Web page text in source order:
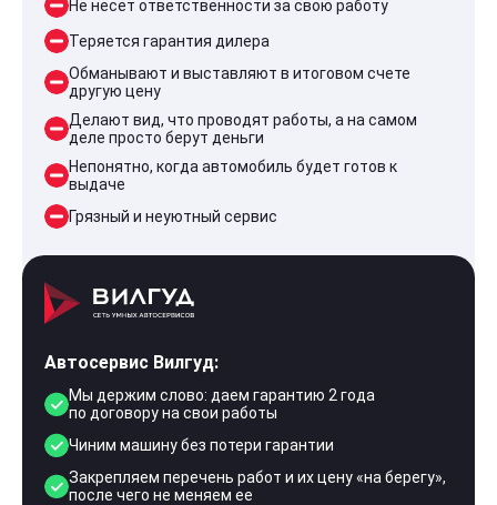
Не несет ответственности за свою работу
Теряется гарантия дилера
Обманывают и выставляют в итоговом счете
другую цену
Делают вид, что проводят работы, а на самом
деле просто берут деньги
Непонятно, когда автомобиль будет готов к
выдаче
Грязный и неуютный сервис
Автосервис Вилгуд:
Мы держим слово: даем гарантию 2 года
по договору на свои работы
Чиним машину без потери гарантии
Закрепляем перечень работ и их цену «на берегу»,
после чего не меняем ее